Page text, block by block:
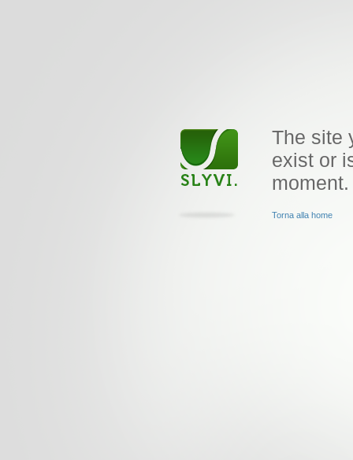
The site
exist or
moment.
Torna alla home